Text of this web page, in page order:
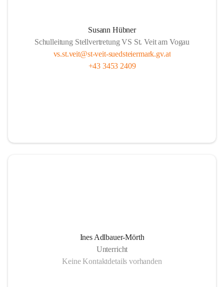
Susann Hübner
Schulleitung Stellvertretung VS St. Veit am Vogau
vs.st.veit@st-veit-suedsteiermark.gv.at
+43 3453 2409
Ines Adlbauer-Mörth
Unterricht
Keine Kontaktdetails vorhanden